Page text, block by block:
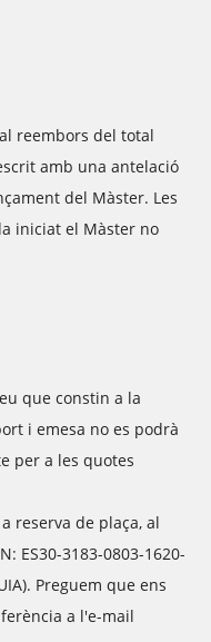
reembors del total
amb una antelació
del Màster. Les
iniciat el Màster no
que constin a la
i emesa no es podrà
per a les quotes
reserva de plaça, al
ES30-3183-0803-1620-
Preguem que ens
a l'e-mail